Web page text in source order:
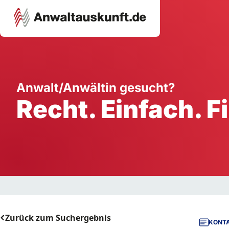
Ausbildung
Handwerk
Dienstleistung
Anwalt/Anwältin gesucht?
Recht. Einfach.
Zurück zum Suchergebnis